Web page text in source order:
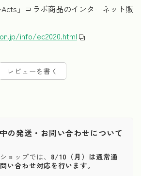
Acts」コラボ商品のインターネット販
info/ec2020.html
レビューを書く
の発送・お問い合わせについて
ョップでは、 8/10（月）は通常通
い合わせ対応を行います。